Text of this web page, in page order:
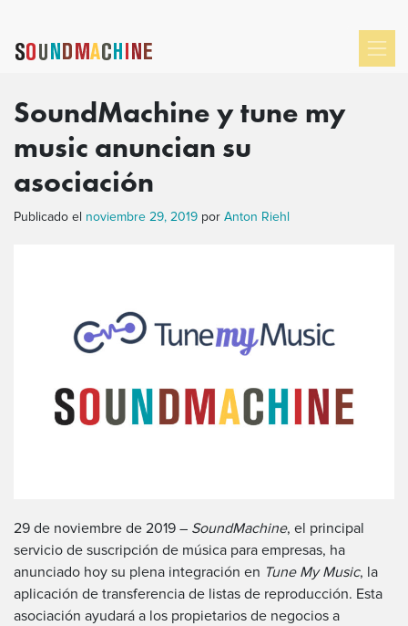
SoundMachine y tune my
music anuncian su
asociación
Publicado el noviembre 29, 2019 por Anton Riehl
29 de noviembre de 2019 – SoundMachine, el principal
servicio de suscripción de música para empresas, ha
anunciado hoy su plena integración en Tune My Music, la
aplicación de transferencia de listas de reproducción. Esta
asociación ayudará a los propietarios de negocios a